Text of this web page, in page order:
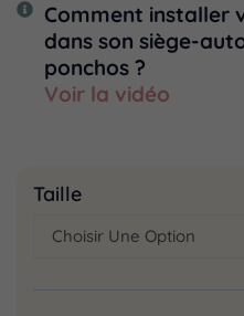
Comment
dans son siège-
ponchos ?
Voir la vidéo
Taille
imprimé